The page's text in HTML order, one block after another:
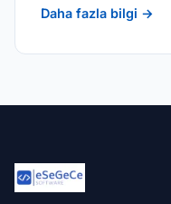
Daha fazla bilgi →